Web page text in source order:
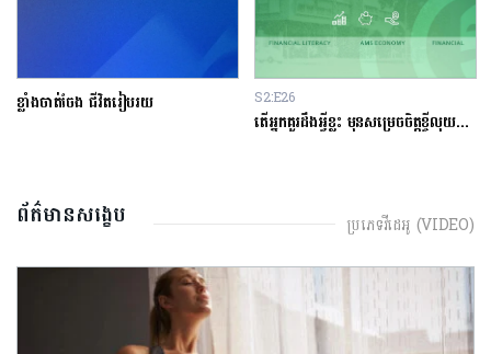
ខ្លាំងចាត់ចែង ជីវិតរៀបរយ S2:E26
តើអ្នកគួរដឹងអ្វីខ្លះ មុនសម្រេចចិត្តខ្ចីលុយនៅធនាគារ?
ព័ត៌មានសង្ខេប ប្រភេទវីដេអូ (VIDEO)